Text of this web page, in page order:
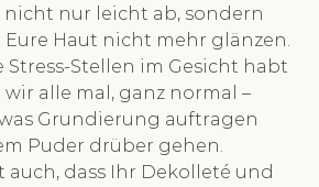
nicht nur leicht ab, sondern
Eure Haut nicht mehr glänzen.
Stellen im Gesicht habt
alle mal, ganz normal –
Grundierung auftragen
Puder drüber gehen.
dass Ihr Dekolleté und